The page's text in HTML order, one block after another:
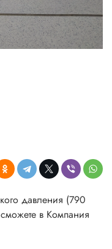
давления (790
в Компания